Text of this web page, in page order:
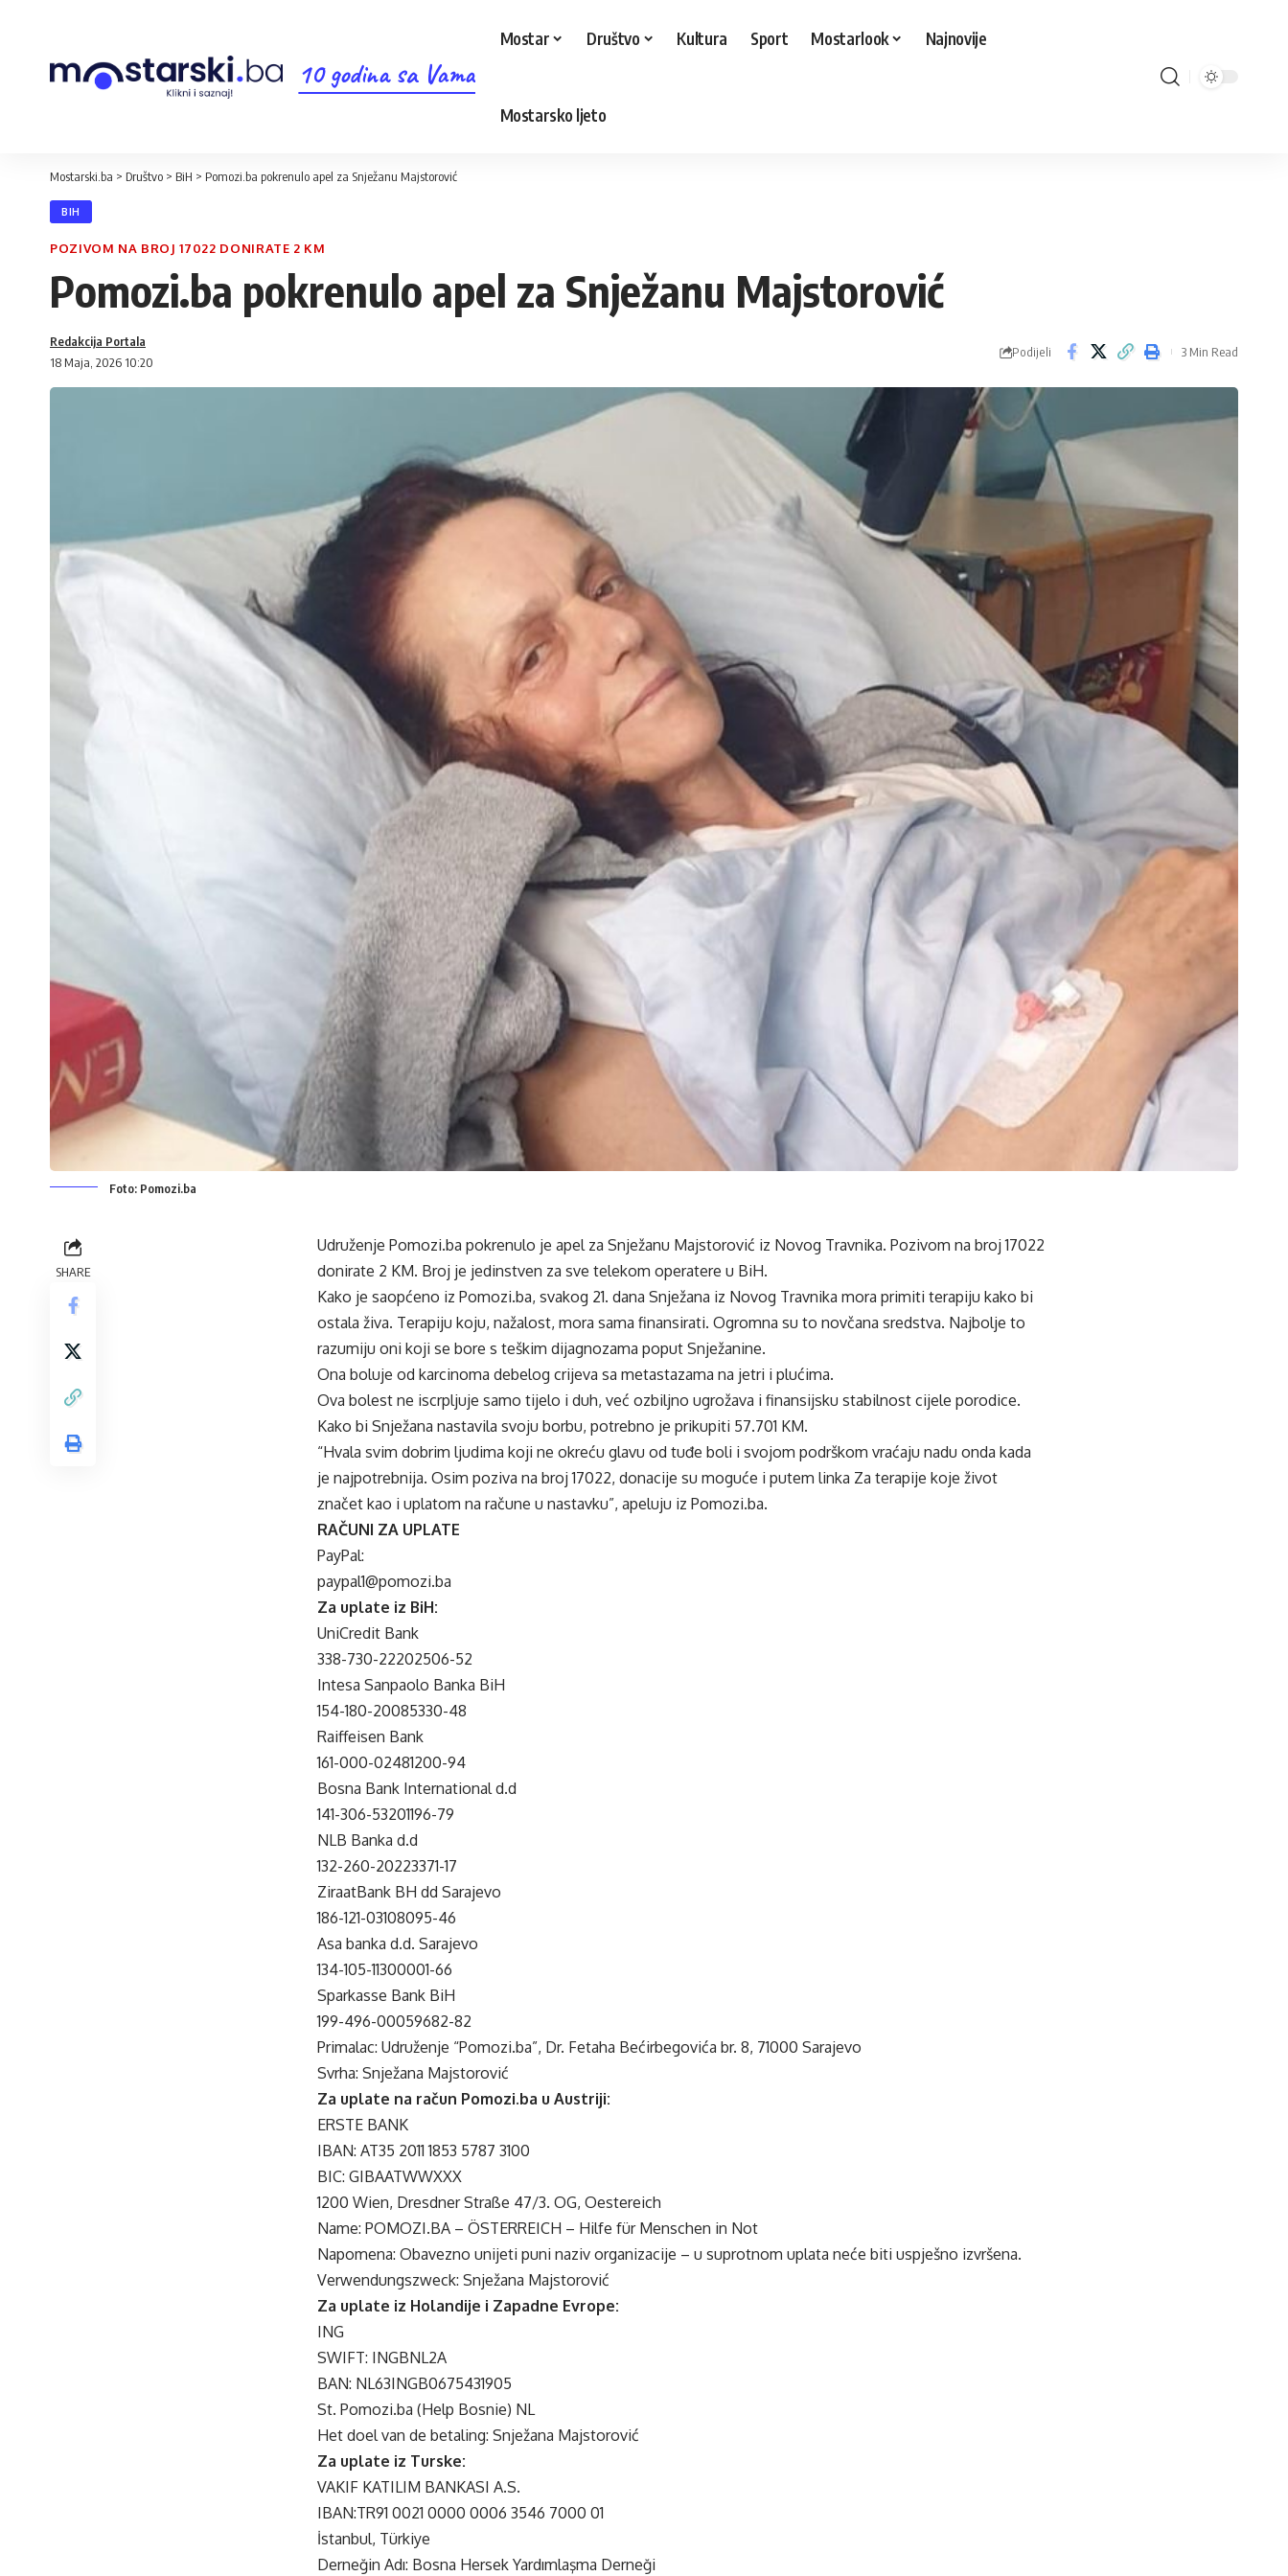
10 godina sa Vama
Mostar Društvo Kultura Sport Mostarlook Najnovije
Mostarsko ljeto
Mostarski.ba > Društvo > BiH > Pomozi.ba pokrenulo apel za Snježanu Majstorović
BIH
POZIVOM NA BROJ 17022 DONIRATE 2 KM
Pomozi.ba pokrenulo apel za Snježanu Majstorović
18 Maja, 2026 10:20
Redakcija Portala
Podijeli 3 Min Read
Foto: Pomozi.ba
SHARE
Udruženje Pomozi.ba pokrenulo je apel za Snježanu Majstorović iz Novog Travnika. Pozivom na broj 17022
donirate 2 KM. Broj je jedinstven za sve telekom operatere u BiH.
Kako je saopćeno iz Pomozi.ba, svakog 21. dana Snježana iz Novog Travnika mora primiti terapiju kako bi
ostala živa. Terapiju koju, nažalost, mora sama finansirati. Ogromna su to novčana sredstva. Najbolje to
razumiju oni koji se bore s teškim dijagnozama poput Snježanine.
Ona boluje od karcinoma debelog crijeva sa metastazama na jetri i plućima.
Ova bolest ne iscrpljuje samo tijelo i duh, već ozbiljno ugrožava i finansijsku stabilnost cijele porodice.
Kako bi Snježana nastavila svoju borbu, potrebno je prikupiti 57.701 KM.
“Hvala svim dobrim ljudima koji ne okreću glavu od tuđe boli i svojom podrškom vraćaju nadu onda kada
je najpotrebnija. Osim poziva na broj 17022, donacije su moguće i putem linka Za terapije koje život
značet kao i uplatom na račune u nastavku”, apeluju iz Pomozi.ba.
RAČUNI ZA UPLATE
PayPal:
paypal1@pomozi.ba
Za uplate iz BiH:
UniCredit Bank
338-730-22202506-52
Intesa Sanpaolo Banka BiH
154-180-20085330-48
Raiffeisen Bank
161-000-02481200-94
Bosna Bank International d.d
141-306-53201196-79
NLB Banka d.d
132-260-20223371-17
ZiraatBank BH dd Sarajevo
186-121-03108095-46
Asa banka d.d. Sarajevo
134-105-11300001-66
Sparkasse Bank BiH
199-496-00059682-82
Primalac: Udruženje “Pomozi.ba”, Dr. Fetaha Bećirbegovića br. 8, 71000 Sarajevo
Svrha: Snježana Majstorović
Za uplate na račun Pomozi.ba u Austriji:
ERSTE BANK
IBAN: AT35 2011 1853 5787 3100
BIC: GIBAATWWXXX
1200 Wien, Dresdner Straße 47/3. OG, Oestereich
Name: POMOZI.BA – ÖSTERREICH – Hilfe für Menschen in Not
Napomena: Obavezno unijeti puni naziv organizacije – u suprotnom uplata neće biti uspješno izvršena.
Verwendungszweck: Snježana Majstorović
Za uplate iz Holandije i Zapadne Evrope:
ING
SWIFT: INGBNL2A
BAN: NL63INGB0675431905
St. Pomozi.ba (Help Bosnie) NL
Het doel van de betaling: Snježana Majstorović
Za uplate iz Turske:
VAKIF KATILIM BANKASI A.S.
IBAN:TR91 0021 0000 0006 3546 7000 01
İstanbul, Türkiye
Derneğin Adı: Bosna Hersek Yardımlaşma Derneği